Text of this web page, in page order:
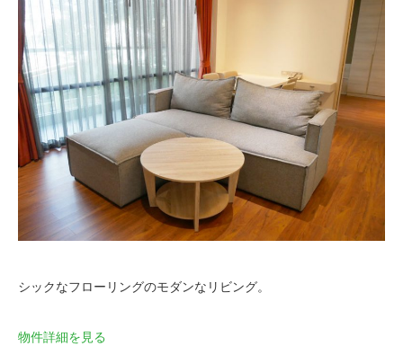
シックなフローリングのモダンなリビング。
物件詳細を見る